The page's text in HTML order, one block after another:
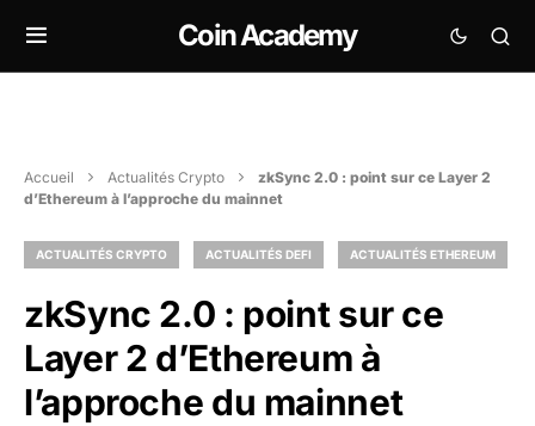
Coin Academy
Accueil Actualités Crypto
zkSync 2.0 : point sur ce Layer 2
d’Ethereum à l’approche du mainnet
ACTUALITÉS CRYPTO ACTUALITÉS DEFI ACTUALITÉS ETHEREUM
zkSync 2.0 : point sur ce
Layer 2 d’Ethereum à
l’approche du mainnet